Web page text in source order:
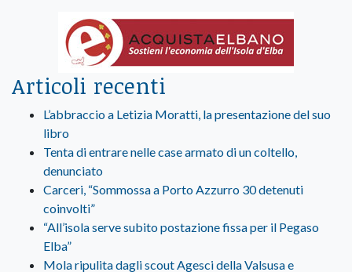
Articoli recenti
L’abbraccio a Letizia Moratti, la presentazione del suo
libro
Tenta di entrare nelle case armato di un coltello,
denunciato
Carceri, “Sommossa a Porto Azzurro 30 detenuti
coinvolti”
“All’isola serve subito postazione fissa per il Pegaso
Elba”
Mola ripulita dagli scout Agesci della Valsusa e